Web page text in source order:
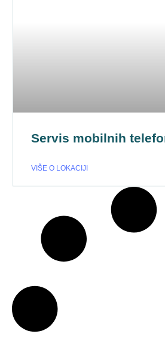
Servis mobilnih
VIŠE O LOKACIJI